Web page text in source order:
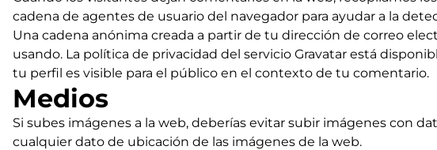
cadena de agentes de usuario del navegador para ayudar a la
Una cadena anónima creada a partir de tu dirección de correo
usando. La política de privacidad del servicio Gravatar está
tu perfil es visible para el público en el contexto de tu comentario.
Medios
Si subes imágenes a la web, deberías evitar subir imágenes con
cualquier dato de ubicación de las imágenes de la web.